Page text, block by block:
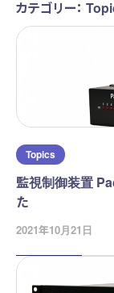
カテゴリー：
Topics
監視制御装置
た
2021年10月21日